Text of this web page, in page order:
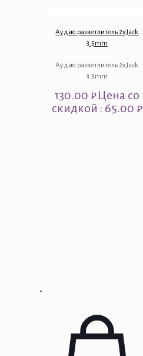
Аудио разветлитель 2xJack
3.5mm
Аудио разветлитель 2xJack
3.5mm
130.00₽Цена со
скидкой : 65.00 ₽